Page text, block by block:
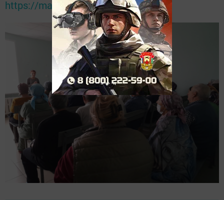
https://max.ru/tatmedia